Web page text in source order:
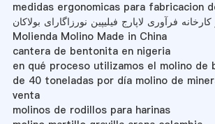
medidas ergonomicas para fabricacion
فرآوری لاپارج فیلیپین نورزاگارای بولاکان
Molienda Molino Made in China
cantera de bentonita en nigeria
en qué proceso utilizamos el molino de
de 40 toneladas por día molino de
venta
molinos de rodillos para harinas